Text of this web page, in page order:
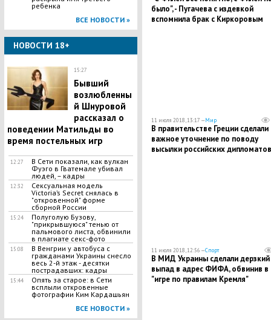
ребенка
ВСЕ НОВОСТИ »
НОВОСТИ 18+
15:27
Бывший
возлюбленны
й Шнуровой
рассказал о
поведении Матильды во
время постельных игр
12:27
В Сети показали, как вулкан
Фуэго в Гватемале убивал
людей, – кадры
12:32
Сексуальная модель
Victoria’s Secret снялась в
"откровенной" форме
сборной России
15:24
Полуголую Бузову,
"прикрывшуюся" тенью от
пальмового листа, обвинили
в плагиате секс-фото
15:08
В Венгрии у автобуса с
гражданами Украины снесло
весь 2-й этаж - десятки
пострадавших: кадры
15:44
Опять за старое: в Сети
всплыли откровенные
фотографии Ким Кардашьян
ВСЕ НОВОСТИ »
было", - Пугачева с издевкой
вспомнила брак с Киркоровым
11 июля 2018, 13:17 —Мир
В правительстве Греции сделали
важное уточнение по поводу
высылки российских дипломатов
11 июля 2018, 12:56 —Спорт
В МИД Украины сделали дерзкий
выпад в адрес ФИФА, обвинив в
"игре по правилам Кремля"